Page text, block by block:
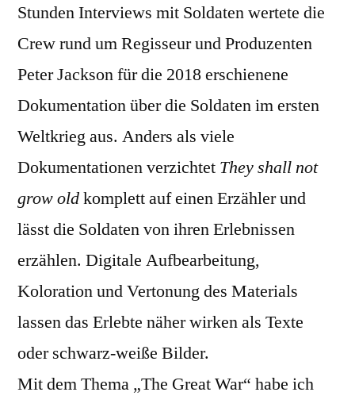
Stunden Interviews mit Soldaten wertete die
Crew rund um Regisseur und Produzenten
Peter Jackson für die 2018 erschienene
Dokumentation über die Soldaten im ersten
Weltkrieg aus. Anders als viele
Dokumentationen verzichtet They shall not
grow oldkomplett auf einen Erzähler und
lässt die Soldaten von ihren Erlebnissen
erzählen. Digitale Aufbearbeitung,
Koloration und Vertonung des Materials
lassen das Erlebte näher wirken als Texte
oder schwarz-weiße Bilder.
Mit dem Thema „The Great War“ habe ich